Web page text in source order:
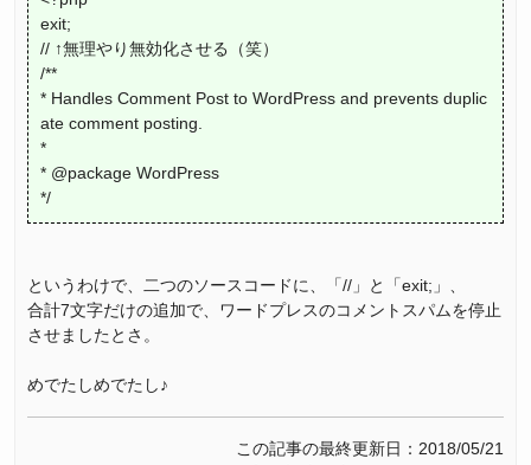
exit;
// ↑無理やり無効化させる（笑）
/**
* Handles Comment Post to WordPress and prevents duplic
ate comment posting.
*
* @package WordPress
*/
というわけで、二つのソースコードに、「//」と「exit;」、
合計7文字だけの追加で、ワードプレスのコメントスパムを停止
させましたとさ。
めでたしめでたし♪
この記事の最終更新日：2018/05/21